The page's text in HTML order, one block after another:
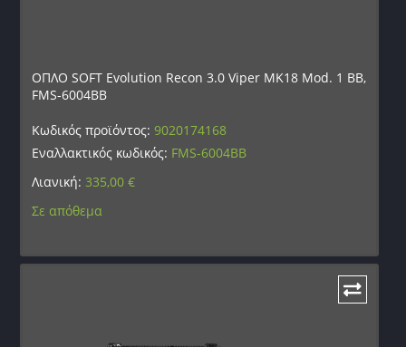
ΟΠΛΟ SOFT Evolution Recon 3.0 Viper MK18 Mod. 1 BB,
FMS-6004BB
Κωδικός προϊόντος:9020174168
Εναλλακτικός κωδικός: FMS-6004BB
Λιανική: 335,00€
Σε απόθεμα